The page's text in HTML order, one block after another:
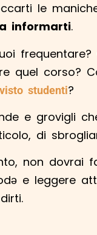
le
informarti.
frequentare?
quel corso?
visto studenti?
e grovigli
di
non dovrai
e leggere